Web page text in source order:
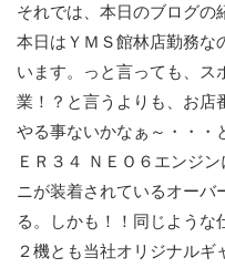
それでは、本日のブログの
本日はＹＭＳ館林店勤務な
います。っと言っても、ス
業！？と言うよりも、お店
やる事ないかなぁ～・・・
ＥＲ３４ ＮＥＯ６エンジ
ニが装着されているオーバ
る。しかも！！同じよう
２機とも当社オリジナル